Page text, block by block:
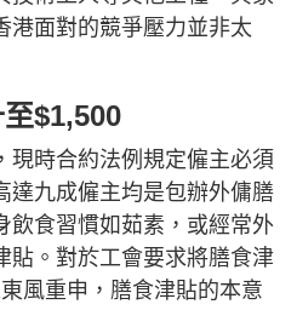
港面對的競爭壓力並非太
$1,500
現時合約法例規定僱主必須
達九成僱主均是包辦外傭膳
飲食習慣如茹素，或經常外
貼。對於工會要求將膳食津
風重申，膳食津貼的本意